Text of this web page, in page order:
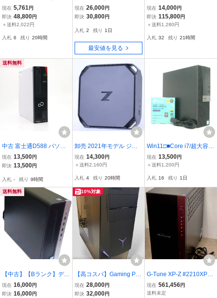
ore i5 /8GB/爆速SSD 256
GB + 1TB◆高速スペック
DELL Inspiron 3891◆Wi
DVD RW◆WIFI
現在 5,761円
即決 48,800円
＋送料2,022円
入札 6 残り 20時間
M.2 NVME SSD 搭載】D
ELL Vostro 3470 / Core i5
VDマルチ / M8GB / HDD1
TB /Office2024
現在 26,000円
即決 30,800円
入札 2 残り 1日
最安値を見る
400/ M2:SSD-1TB/ メモ
リ-16GB/ HDD-1TB/ DVD
-RW/ WIFI/ Bluetooth/ Offi
現在 14,000円
即決 115,800円
＋送料1,280円
入札 32 残り 21時間
送料無料
中古 富士通D588 パソコ
ン本体 Celeron-G4930・
4GB・SSD240GB・Win1
1・無線LAN付き 大量在
庫
現在 13,500円
即決 13,500円
入札 - 残り 9時間
卸売 2021年モデル ジャ
ンク HP Z2 Mini G5 6-Co
a Xeon W-1250 訳アリ デ
現在 14,300円
＋送料2,160円
入札 4 残り 20時間
Win11□■Core i7/超大容量
32GBメモリ/SSD-512GB
+HDD-1TB！DELL OptiPl
Pro / Wi-Fi / USB3.0
現在 13,500円
＋送料1,200円
入札 16 残り 1日
送料無料
【中古】【Bランク】デス
クトップPC｜HP ProDes
k 600 G4 SFF｜i3-8100｜
現在 16,000円
即決 16,000円
10%対象
【高コスパ】Gaming PC
i7 6700K / GTX980 / 16G
B / SSD 512GB【APEX・
現在 28,000円
即決 32,000円
G-Tune XP-Z #2210XP-Z
790W11 デスクトップPC
Core i9-13900KF GeForc
現在 561,456円
送料未定